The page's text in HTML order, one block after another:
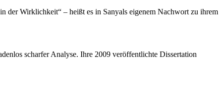
der Wirklichkeit“ – heißt es in Sanyals eigenem Nachwort zu ihrem
scharfer Analyse. Ihre 2009 veröffentlichte Dissertation